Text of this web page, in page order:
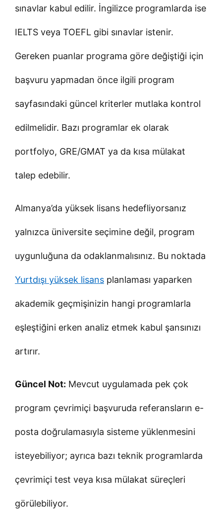
sınavlar kabul edilir. İngilizce programlarda ise
IELTS veya TOEFL gibi sınavlar istenir.
Gereken puanlar programa göre değiştiği için
başvuru yapmadan önce ilgili program
sayfasındaki güncel kriterler mutlaka kontrol
edilmelidir. Bazı programlar ek olarak
portfolyo, GRE/GMAT ya da kısa mülakat
talep edebilir.
Almanya’da yüksek lisans hedefliyorsanız
yalnızca üniversite seçimine değil, program
uygunluğuna da odaklanmalısınız. Bu noktada
Yurtdışı yüksek lisans planlaması yaparken
akademik geçmişinizin hangi programlarla
eşleştiğini erken analiz etmek kabul şansınızı
artırır.
Güncel Not: Mevcut uygulamada pek çok
program çevrimiçi başvuruda referansların e-
posta doğrulamasıyla sisteme yüklenmesini
isteyebiliyor; ayrıca bazı teknik programlarda
çevrimiçi test veya kısa mülakat süreçleri
görülebiliyor.